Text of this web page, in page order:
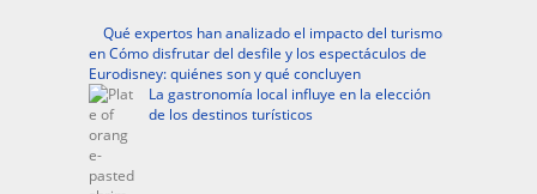
Qué expertos han analizado el impacto del turismo
en Cómo disfrutar del desfile y los espectáculos de
Eurodisney: quiénes son y qué concluyen
La gastronomía local influye en la elección
de los destinos turísticos